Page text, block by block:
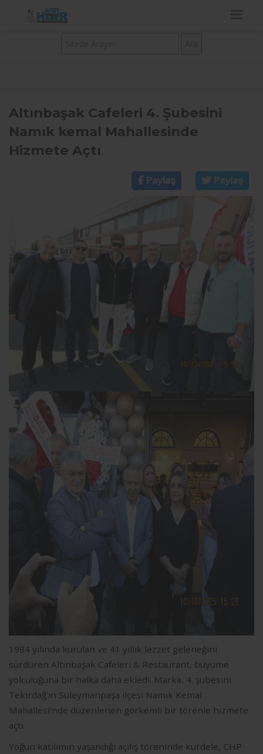
Altınbaşak Cafeleri 4. Şubesini
Namık kemal Mahallesinde
Hizmete Açtı
1984 yılında kurulan ve 41 yıllık lezzet geleneğini
sürdüren Altınbaşak Cafeleri & Restaurant, büyüme
yolculuğuna bir halka daha ekledi. Marka, 4. şubesini
Tekirdağ’ın Süleymanpaşa ilçesi Namık Kemal
Mahallesi’nde düzenlenen görkemli bir törenle hizmete
açtı.
Yoğun katılımın yaşandığı açılış töreninde kurdele, CHP